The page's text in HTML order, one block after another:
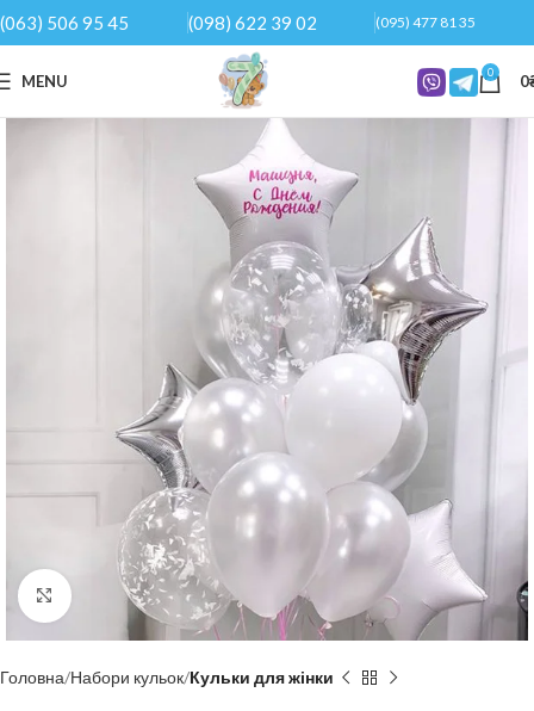
(063) 506 95 45 (098) 622 39 02 (095) 477 81 35
MENU 0 0
Click to enlarge
Головна Набори кульок Кульки для жінки